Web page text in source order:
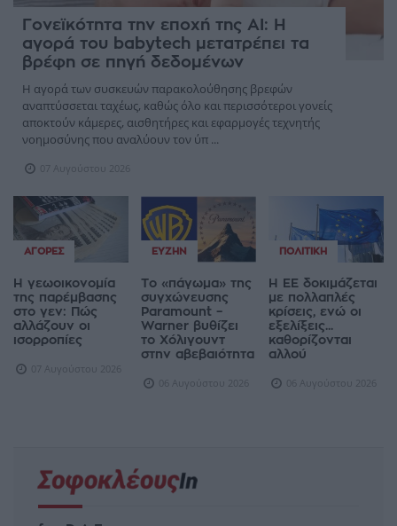
Γονεϊκότητα την εποχή της AI: Η
αγορά του babytech μετατρέπει τα
βρέφη σε πηγή δεδομένων
Η αγορά των συσκευών παρακολούθησης βρεφών
αναπτύσσεται ταχέως, καθώς όλο και περισσότεροι γονείς
αποκτούν κάμερες, αισθητήρες και εφαρμογές τεχνητής
νοημοσύνης που αναλύουν τον ύπ ...
07 Αυγούστου 2026
ΑΓΟΡΈΣ
Η γεωοικονομία
της παρέμβασης
στο γεν: Πώς
αλλάζουν οι
ισορροπίες
07 Αυγούστου 2026
ΕΥΖΗΝ
Το «πάγωμα» της
συγχώνευσης
Paramount –
Warner βυθίζει
το Χόλιγουντ
στην αβεβαιότητα
06 Αυγούστου 2026
ΠΟΛΙΤΙΚΉ
Η ΕΕ δοκιμάζεται
με πολλαπλές
κρίσεις, ενώ οι
εξελίξεις...
καθορίζονται
αλλού
06 Αυγούστου 2026